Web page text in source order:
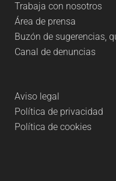
Trabaja con nosotros
Área de prensa
Buzón de sugerencias,
Canal de denuncias
Aviso legal
Política de privacidad
Política de cookies